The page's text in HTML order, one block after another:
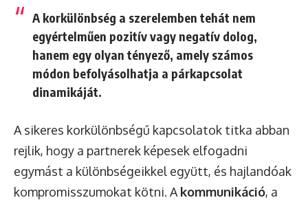
A korkülönbség a szerelemben tehát nem
egyértelműen pozitív vagy negatív dolog,
hanem egy olyan tényező, amely számos
módon befolyásolhatja a párkapcsolat
dinamikáját.
A sikeres korkülönbségű kapcsolatok titka abban
rejlik, hogy a partnerek képesek elfogadni
egymást a különbségeikkel együtt, és hajlandóak
kompromisszumokat kötni. A kommunikáció, a